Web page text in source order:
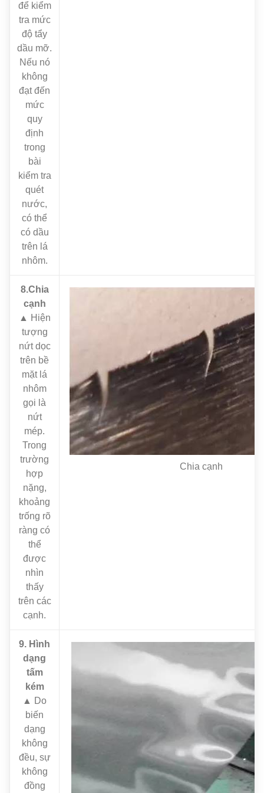
để kiểm
tra mức
độ tẩy
dầu mỡ.
Nếu nó
không
đạt đến
mức
quy
định
trong
bài
kiểm tra
quét
nước,
có thể
có dầu
trên lá
nhôm.
8.Chia
cạnh
▲ Hiện
tượng
nứt dọc
trên bề
mặt lá
nhôm
gọi là
nứt
mép.
Trong
trường
hợp
nặng,
khoảng
trống rõ
ràng có
thể
được
nhìn
thấy
trên các
cạnh.
Chia cạnh
9. Hình
dạng
tấm
kém
▲ Do
biến
dạng
không
đều, sự
không
đồng